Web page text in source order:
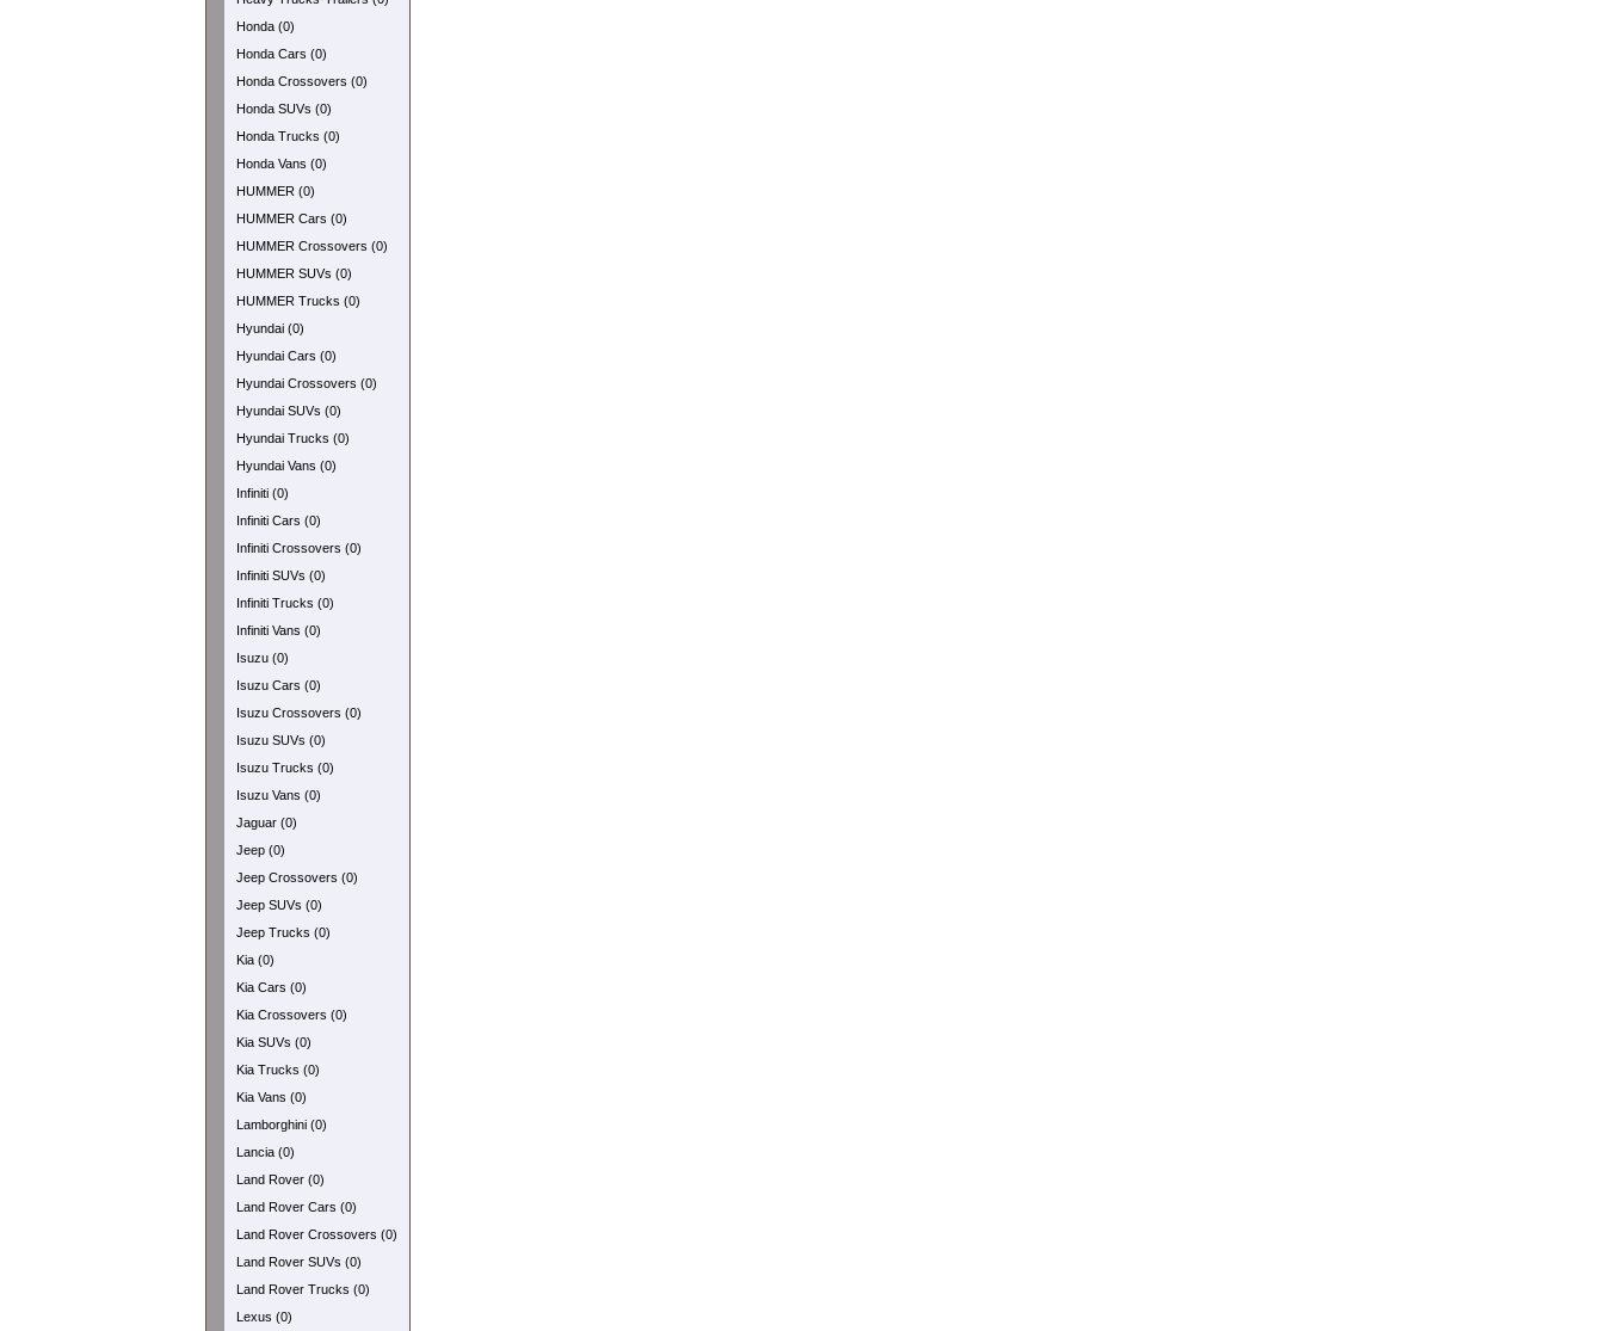
Honda (0)
Honda Cars (0)
Honda Crossovers (0)
Honda SUVs (0)
Honda Trucks (0)
Honda Vans (0)
HUMMER (0)
HUMMER Cars (0)
HUMMER Crossovers (0)
HUMMER SUVs (0)
HUMMER Trucks (0)
Hyundai (0)
Hyundai Cars (0)
Hyundai Crossovers (0)
Hyundai SUVs (0)
Hyundai Trucks (0)
Hyundai Vans (0)
Infiniti (0)
Infiniti Cars (0)
Infiniti Crossovers (0)
Infiniti SUVs (0)
Infiniti Trucks (0)
Infiniti Vans (0)
Isuzu (0)
Isuzu Cars (0)
Isuzu Crossovers (0)
Isuzu SUVs (0)
Isuzu Trucks (0)
Isuzu Vans (0)
Jaguar (0)
Jeep (0)
Jeep Crossovers (0)
Jeep SUVs (0)
Jeep Trucks (0)
Kia (0)
Kia Cars (0)
Kia Crossovers (0)
Kia SUVs (0)
Kia Trucks (0)
Kia Vans (0)
Lamborghini (0)
Lancia (0)
Land Rover (0)
Land Rover Cars (0)
Land Rover Crossovers (0)
Land Rover SUVs (0)
Land Rover Trucks (0)
Lexus (0)